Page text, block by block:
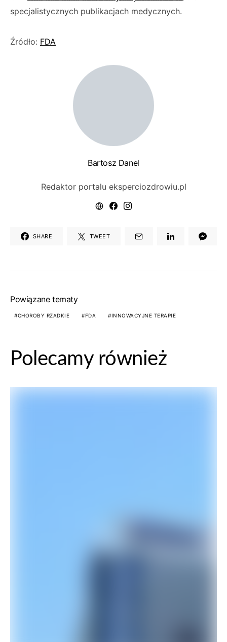
specjalistycznych publikacjach medycznych.
Źródło: FDA
Bartosz Danel
Redaktor portalu eksperciozdrowiu.pl
SHARE TWEET
Powiązane tematy
CHOROBY RZADKIE FDA INNOWACYJNE TERAPIE
Polecamy również